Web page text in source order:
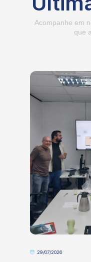
Acompanhe em
que
29/07/2026